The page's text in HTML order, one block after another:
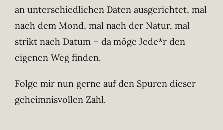
an unterschiedlichen Daten ausgerichtet, mal
nach dem Mond, mal nach der Natur, mal
strikt nach Datum – da möge Jede*r den
eigenen Weg finden.
Folge mir nun gerne auf den Spuren dieser
geheimnisvollen Zahl.